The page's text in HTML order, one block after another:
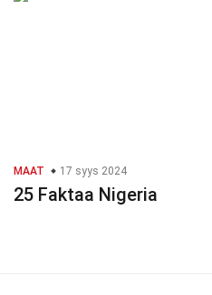
MAAT 17 syys 2024
25 Faktaa Nigeria